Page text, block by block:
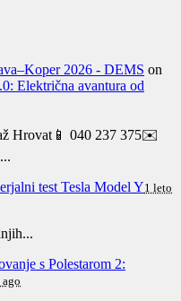
2026 - DEMS on
Električna avantura od
Hrovat📱 040 237 375✉️
test Tesla Model Y1 leto
s Polestarom 2: